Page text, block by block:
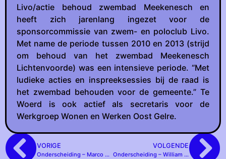
Livo/actie behoud zwembad Meekenesch en
heeft zich jarenlang ingezet voor de
sponsorcommissie van zwem- en poloclub Livo.
Met name de periode tussen 2010 en 2013 (strijd
om behoud van het zwembad Meekenesch
Lichtenvoorde) was een intensieve periode. “Met
ludieke acties en inspreeksessies bij de raad is
het zwembad behouden voor de gemeente.” Te
Woerd is ook actief als secretaris voor de
Werkgroep Wonen en Werken Oost Gelre.
VORIGE
Onderscheiding – Marco Heutinck
VOLGENDE
Onderscheiding – William Slotboom